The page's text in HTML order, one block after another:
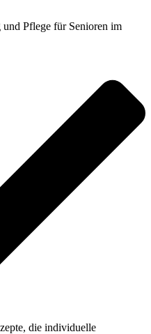
Pflege für Senioren im
die individuelle